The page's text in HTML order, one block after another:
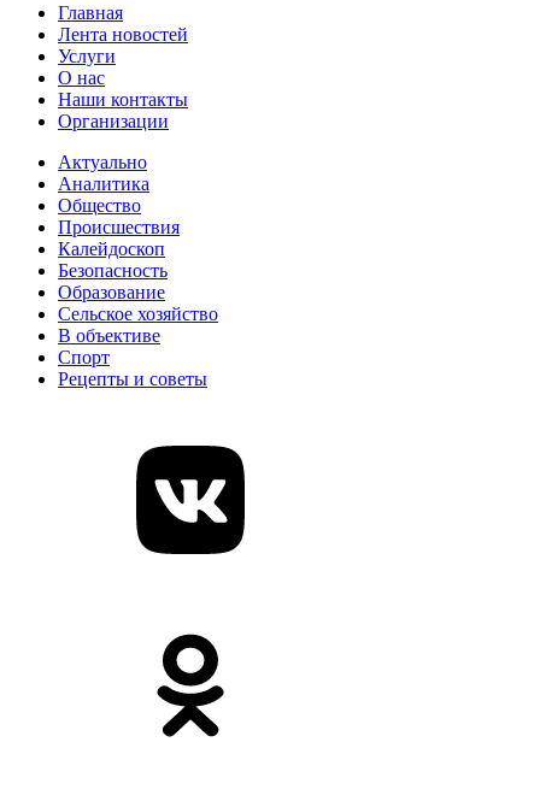
Главная
Лента новостей
Услуги
О нас
Наши контакты
Организации
Актуально
Аналитика
Общество
Происшествия
Калейдоскоп
Безопасность
Образование
Сельское хозяйство
В объективе
Спорт
Рецепты и советы